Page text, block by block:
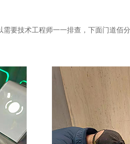
要技术工程师一一排查，下面门道佰